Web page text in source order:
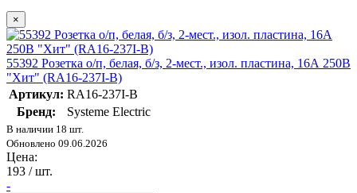
×
55392 Розетка о/п, белая, б/з, 2-мест., изол. пластина, 16А 250В
"Хит" (RA16-237I-B)
Артикул: RA16-237I-B
Бренд:
Systeme Electric
В наличии 18 шт.
Обновлено 09.06.2026
Цена:
193 / шт.
-